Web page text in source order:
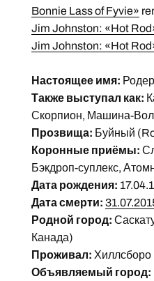
Bonnie Lass of Fyvie»
Jim Johnston: «Hot
Jim Johnston: «Hot
Настоящее имя:
Также выступал как:
Скорпион, Машина-
Прозвища: Буйный
Коронные приёмы:
Бэкдроп-суплекс,
Дата рождения:
Дата смерти:
Родной город:
Канада)
Проживал:
Объявляемый город: